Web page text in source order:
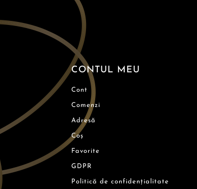
CONTUL MEU
Cont
Comenzi
Adresă
Coș
Favorite
GDPR
Politică de confidențialitate